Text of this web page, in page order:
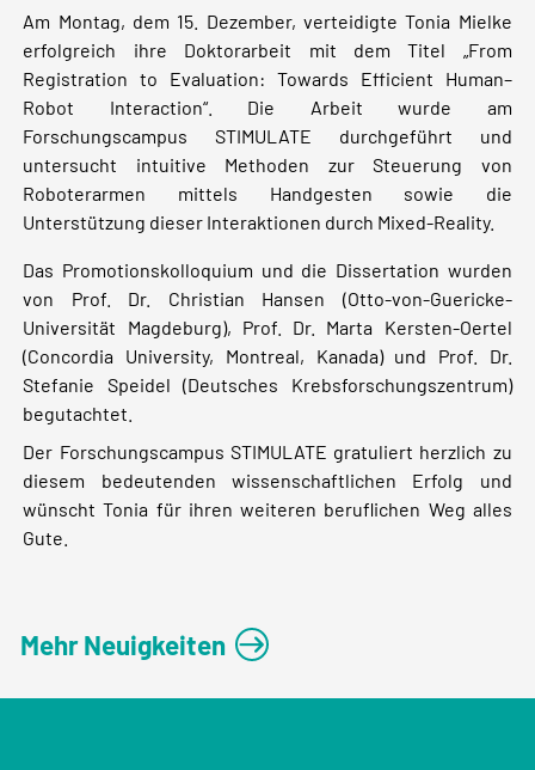
Am Montag, dem 15. Dezember, verteidigte Tonia Mielke
erfolgreich ihre Doktorarbeit mit dem Titel „From
Registration to Evaluation: Towards Efficient Human–
Robot Interaction“. Die Arbeit wurde am
Forschungscampus STIMULATE durchgeführt und
untersucht intuitive Methoden zur Steuerung von
Roboterarmen mittels Handgesten sowie die
Unterstützung dieser Interaktionen durch Mixed-Reality.
Das Promotionskolloquium und die Dissertation wurden
von Prof. Dr. Christian Hansen (Otto-von-Guericke-
Universität Magdeburg), Prof. Dr. Marta Kersten-Oertel
(Concordia University, Montreal, Kanada) und Prof. Dr.
Stefanie Speidel (Deutsches Krebsforschungszentrum)
begutachtet.
Der Forschungscampus STIMULATE gratuliert herzlich zu
diesem bedeutenden wissenschaftlichen Erfolg und
wünscht Tonia für ihren weiteren beruflichen Weg alles
Gute.
Mehr Neuigkeiten